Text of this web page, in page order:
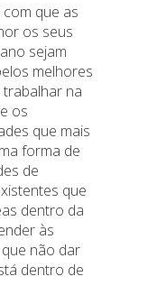
que as
os seus
sejam
melhores
na
os
que mais
forma de
de
que
dentro da
às
não dar
dentro de